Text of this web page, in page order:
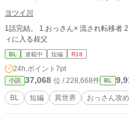
ヨツイ川
1話完結。 1.おっさん× 流され転移者 2.若者勇者×聖女の身代わりに勇者パーテ
ィに入る叔父
BL 連載中 短編 R18
24h.ポイント 7pt
小説 37,068 位 / 228,668件 BL
BL 短編 異世界 おっさん攻め